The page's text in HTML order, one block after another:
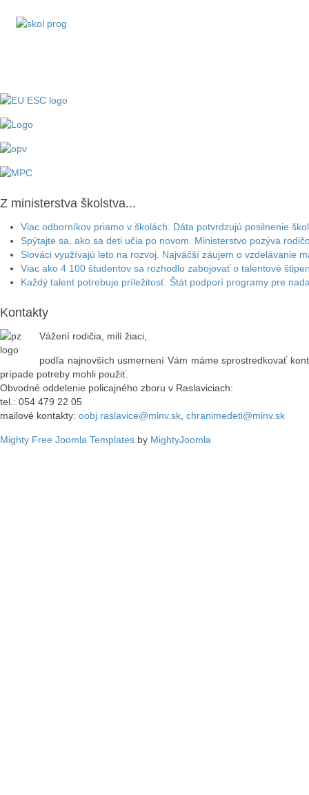
Z ministerstva školstva...
Viac odborníkov priamo v školách. Dáta potvrdzujú posilnenie
Spýtajte sa, ako sa deti učia po novom. Ministerstvo pozýva
Slováci využívajú leto na rozvoj. Najväčší záujem o vzdelávanie
Viac ako 4 100 študentov sa rozhodlo zabojovať o talentové
Každý talent potrebuje príležitosť. Štát podporí programy pre
Kontakty
Vážení rodičia, milí žiaci,
podľa najnovších usmernení Vám máme sprostredkovať
prípade potreby mohli použiť.
Obvodné oddelenie policajného zboru v Raslaviciach:
tel.: 054 479 22 05
mailové kontakty: oobj.raslavice@minv.sk, chranimedeti@minv.sk
Mighty Free Joomla Templates by MightyJoomla